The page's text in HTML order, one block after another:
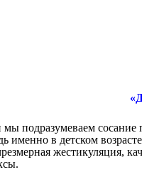
подразумеваем
именно в детском
жестикуляция,